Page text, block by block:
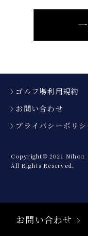
ゴルフ場利用規約
お問い合わせ
プライバシーポリシ
Copyright© 2021 Nihon
All Rights Reserved.
お問い合わせ